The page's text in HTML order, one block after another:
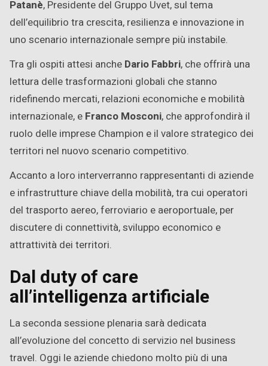
Patanè, Presidente del Gruppo Uvet, sul tema
dell’equilibrio tra crescita, resilienza e innovazione in
uno scenario internazionale sempre più instabile.
Tra gli ospiti attesi anche Dario Fabbri, che offrirà una
lettura delle trasformazioni globali che stanno
ridefinendo mercati, relazioni economiche e mobilità
internazionale, e Franco Mosconi, che approfondirà il
ruolo delle imprese Champion e il valore strategico dei
territori nel nuovo scenario competitivo.
Accanto a loro interverranno rappresentanti di aziende
e infrastrutture chiave della mobilità, tra cui operatori
del trasporto aereo, ferroviario e aeroportuale, per
discutere di connettività, sviluppo economico e
attrattività dei territori.
Dal duty of care
all’intelligenza artificiale
La seconda sessione plenaria sarà dedicata
all’evoluzione del concetto di servizio nel business
travel. Oggi le aziende chiedono molto più di una